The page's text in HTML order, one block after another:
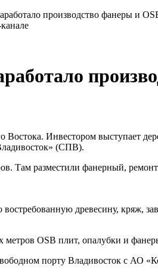
производство фанеры и
Востока. Инвестором выступает
(СПВ).
Там разместили фанерный,
древесину, кряж,
OSB плит, опалубки и
порту Владивосток с АО